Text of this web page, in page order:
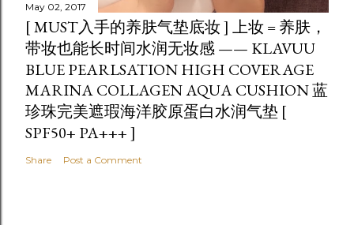
May 02, 2017
[ MUST入手的养肤气垫底妆 ] 上妆 = 养肤，
带妆也能长时间水润无妆感 —— KLAVUU
BLUE PEARLSATION HIGH COVERAGE
MARINA COLLAGEN AQUA CUSHION 蓝
珍珠完美遮瑕海洋胶原蛋白水润气垫 [
SPF50+ PA+++ ]
Share Post a Comment